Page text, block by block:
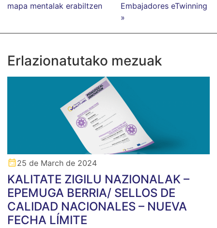
mapa mentalak erabiltzen
Embajadores eTwinning
»
Erlazionatutako mezuak
25 de March de 2024
KALITATE ZIGILU NAZIONALAK –
EPEMUGA BERRIA/ SELLOS DE
CALIDAD NACIONALES – NUEVA
FECHA LÍMITE